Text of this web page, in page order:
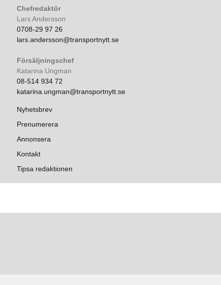
Chefredaktör
Lars Andersson
0708-29 97 26
lars.andersson@transportnytt.se
Försäljningschef
Katarina Ungman
08-514 934 72
katarina.ungman@transportnytt.se
Nyhetsbrev
Prenumerera
Annonsera
Kontakt
Tipsa redaktionen